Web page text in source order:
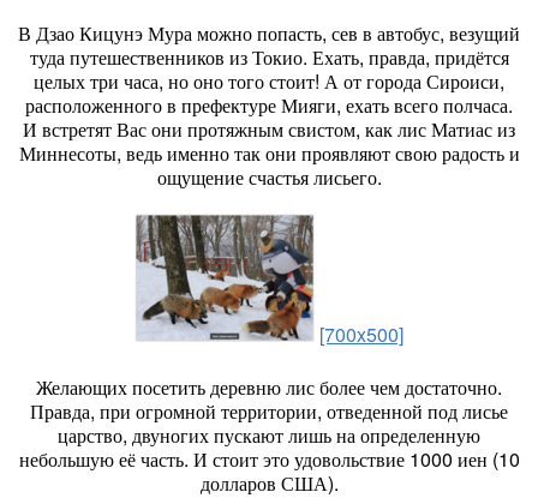
В Дзао Кицунэ Мура можно попасть, сев в автобус, везущий
туда путешественников из Токио. Ехать, правда, придётся
целых три часа, но оно того стоит! А от города Сироиси,
расположенного в префектуре Мияги, ехать всего полчаса.
И встретят Вас они протяжным свистом, как лис Матиас из
Миннесоты, ведь именно так они проявляют свою радость и
ощущение счастья лисьего.
[700x500]
Желающих посетить деревню лис более чем достаточно.
Правда, при огромной территории, отведенной под лисье
царство, двуногих пускают лишь на определенную
небольшую её часть. И стоит это удовольствие 1000 иен (10
долларов США).